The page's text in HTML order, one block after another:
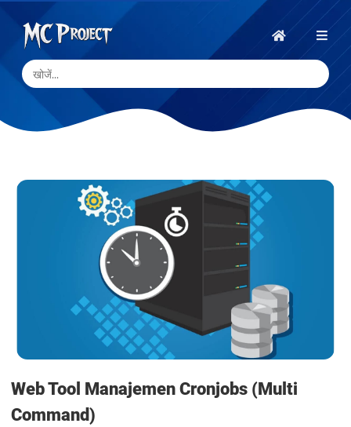
होम
Web Tool Manajemen Cronjobs (Multi
Command)
Project
Official
Store
डिजिटल
स्टोर